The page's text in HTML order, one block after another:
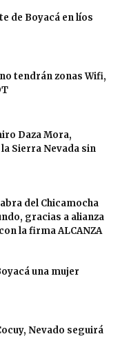
de Boyacá en líos
tendrán zonas Wifi,
Daza Mora,
Sierra Nevada sin
del Chicamocha
gracias a alianza
la firma ALCANZA
una mujer
Nevado seguirá